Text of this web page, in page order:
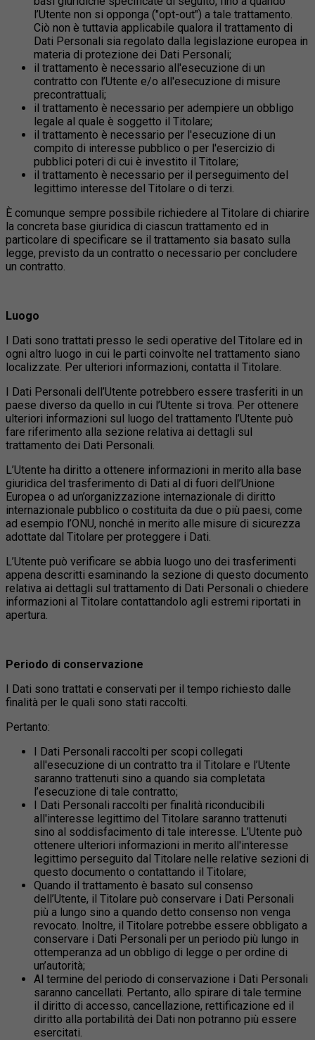
l’Utente non si opponga ("opt-out") a tale trattamento.
Ciò non è tuttavia applicabile qualora il trattamento di
Dati Personali sia regolato dalla legislazione europea in
materia di protezione dei Dati Personali;
il trattamento è necessario all'esecuzione di un
contratto con l’Utente e/o all'esecuzione di misure
precontrattuali;
il trattamento è necessario per adempiere un obbligo
legale al quale è soggetto il Titolare;
il trattamento è necessario per l'esecuzione di un
compito di interesse pubblico o per l'esercizio di
pubblici poteri di cui è investito il Titolare;
il trattamento è necessario per il perseguimento del
legittimo interesse del Titolare o di terzi.
È comunque sempre possibile richiedere al Titolare di chiarire
la concreta base giuridica di ciascun trattamento ed in
particolare di specificare se il trattamento sia basato sulla
legge, previsto da un contratto o necessario per concludere
un contratto.
Luogo
I Dati sono trattati presso le sedi operative del Titolare ed in
ogni altro luogo in cui le parti coinvolte nel trattamento siano
localizzate. Per ulteriori informazioni, contatta il Titolare.
I Dati Personali dell’Utente potrebbero essere trasferiti in un
paese diverso da quello in cui l’Utente si trova. Per ottenere
ulteriori informazioni sul luogo del trattamento l’Utente può
fare riferimento alla sezione relativa ai dettagli sul
trattamento dei Dati Personali.
L’Utente ha diritto a ottenere informazioni in merito alla base
giuridica del trasferimento di Dati al di fuori dell’Unione
Europea o ad un’organizzazione internazionale di diritto
internazionale pubblico o costituita da due o più paesi, come
ad esempio l’ONU, nonché in merito alle misure di sicurezza
adottate dal Titolare per proteggere i Dati.
L’Utente può verificare se abbia luogo uno dei trasferimenti
appena descritti esaminando la sezione di questo documento
relativa ai dettagli sul trattamento di Dati Personali o chiedere
informazioni al Titolare contattandolo agli estremi riportati in
apertura.
Periodo di conservazione
I Dati sono trattati e conservati per il tempo richiesto dalle
finalità per le quali sono stati raccolti.
Pertanto:
I Dati Personali raccolti per scopi collegati
all'esecuzione di un contratto tra il Titolare e l’Utente
saranno trattenuti sino a quando sia completata
l’esecuzione di tale contratto;
I Dati Personali raccolti per finalità riconducibili
all'interesse legittimo del Titolare saranno trattenuti
sino al soddisfacimento di tale interesse. L’Utente può
ottenere ulteriori informazioni in merito all'interesse
legittimo perseguito dal Titolare nelle relative sezioni di
questo documento o contattando il Titolare;
Quando il trattamento è basato sul consenso
dell’Utente, il Titolare può conservare i Dati Personali
più a lungo sino a quando detto consenso non venga
revocato. Inoltre, il Titolare potrebbe essere obbligato a
conservare i Dati Personali per un periodo più lungo in
ottemperanza ad un obbligo di legge o per ordine di
un’autorità;
Al termine del periodo di conservazione i Dati Personali
saranno cancellati. Pertanto, allo spirare di tale termine
il diritto di accesso, cancellazione, rettificazione ed il
diritto alla portabilità dei Dati non potranno più essere
esercitati.